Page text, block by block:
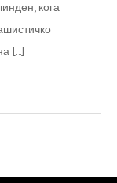
кога
[…]